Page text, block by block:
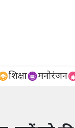
शिक्षा मनोरंजन